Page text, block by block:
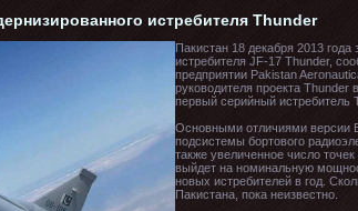
истребителя Thunder
Пакистан 18 декабря 2013 года
истребителя JF-17 Thunder,
предприятии Pakistan
руководителя проекта
первый серийный истребитель
Основными отличиями версии
подсистемы бортового
также увеличенное число
выйдет на номинальную
новых истребителей в год.
Пакистана, пока неизвестно.